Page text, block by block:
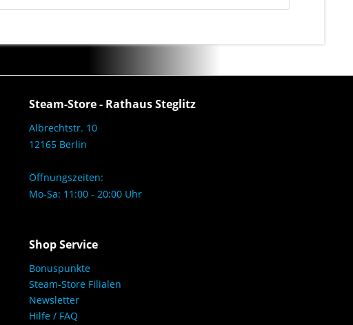
Steam-Store - Rathaus Steglitz
Albrechtstr. 10
12165 Berlin
Öffnungszeiten:
Mo-Sa: 11:00 - 20:00 Uhr
Shop Service
Bonuspunkte
Steam-Store Filialen
Newsletter
Hilfe / FAQ